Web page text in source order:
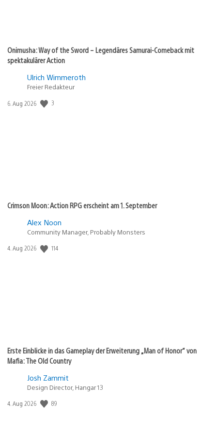
Onimusha: Way of the Sword – Legendäres Samurai-Comeback mit
spektakulärer Action
Ulrich Wimmeroth
Freier Redakteur
Veröffentlichungsdatum:
6. Aug 2026 3
Crimson Moon: Action RPG erscheint am 1. September
Alex Noon
Community Manager, Probably Monsters
Veröffentlichungsdatum:
4. Aug 2026 114
Erste Einblicke in das Gameplay der Erweiterung „Man of Honor“ von
Mafia: The Old Country
Josh Zammit
Design Director, Hangar 13
Veröffentlichungsdatum:
4. Aug 2026 89